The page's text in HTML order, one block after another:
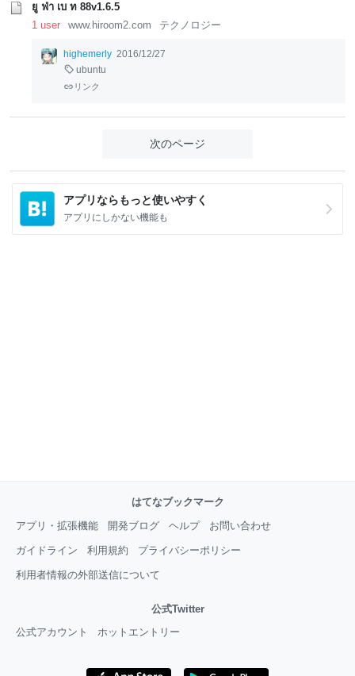
ยู ฟ่า เบ ท 88v1.6.5
1 user
www.hiroom2.com テクノロジー
highemerly 2016/12/27
ubuntu
リンク
次のページ
アプリならもっと使いやすく
アプリにしかない機能も
はてなブックマーク
アプリ・拡張機能
開発ブログ ヘルプ お問い合わせ
ガイドライン 利用規約 プライバシーポリシー
利用者情報の外部送信について
公式Twitter
公式アカウント
ホットエントリー